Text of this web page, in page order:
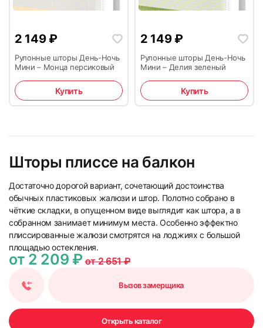
2 149 ₽
Рулонные шторы День-Ночь
Мини – Монца персиковый
Купить
2 149 ₽
Рулонные шторы День-Ночь
Мини – Делия зеленый
Купить
Шторы плиссе на балкон
Достаточно дорогой вариант, сочетающий достоинства
обычных пластиковых жалюзи и штор. Полотно собрано в
чёткие складки, в опущенном виде выглядит как штора, а в
собранном занимает минимум места. Особенно эффектно
плиссированные жалюзи смотрятся на лоджиях с большой
площадью остекления.
от 2 209 ₽от 2 651 ₽
Вызов замерщика
Открыть каталог